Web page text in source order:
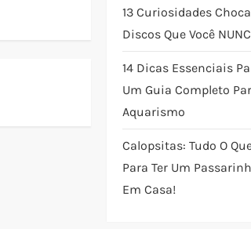
13 Curiosidades
Discos Que Você
14 Dicas Essenciais
Um Guia Completo
Aquarismo
Calopsitas: Tudo O
Para Ter Um
Em Casa!